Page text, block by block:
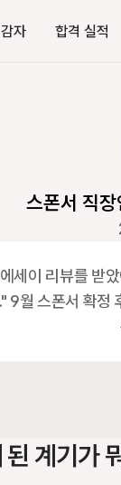
자 합격 실적
스폰서 직
세이 리뷰를 받
9월 스폰서 확정
계기가